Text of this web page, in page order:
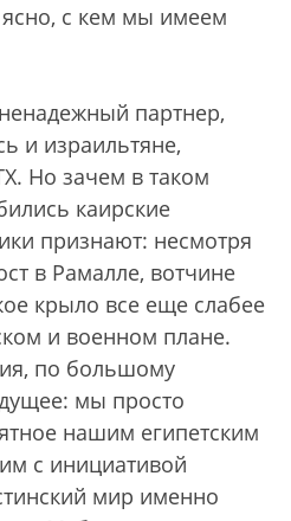
с кем мы имеем
партнер,
и израильтяне,
Но зачем в таком
каирские
признают: несмотря
в Рамалле, вотчине
крыло все еще слабее
и военном плане.
по большому
мы просто
нашим египетским
с инициативой
мир именно